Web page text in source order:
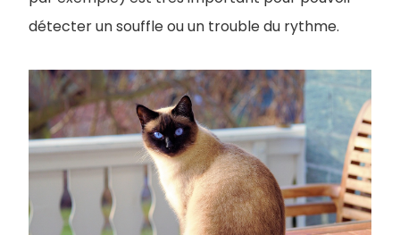
détecter un souffle ou un trouble du rythme.